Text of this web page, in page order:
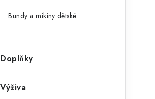
Bundy a mikiny dětské
Doplňky
Výživa